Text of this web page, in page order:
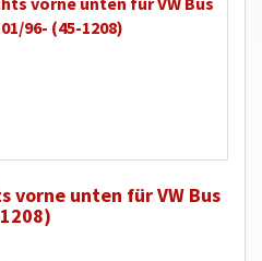
vorne unten für VW Bus